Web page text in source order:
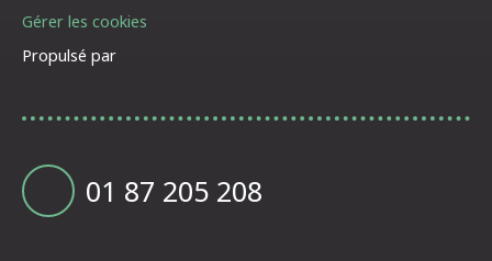
Gérer les cookies
Propulsé par
01 87 205 208